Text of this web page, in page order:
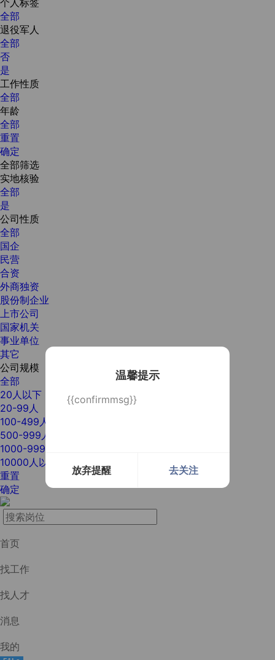
温馨提示
{{confirmmsg}}
放弃提醒 去关注
全部
退役军人
全部
否
是
工作性质
全部
年龄
全部
重置
确定
全部筛选
实地核验
全部
是
公司性质
全部
国企
民营
合资
外商独资
股份制企业
上市公司
国家机关
事业单位
其它
公司规模
全部
20人以下
20-99人
100-499人
500-999人
1000-9999人
10000人以上
重置
确定
首页
找工作
找人才
消息
我的